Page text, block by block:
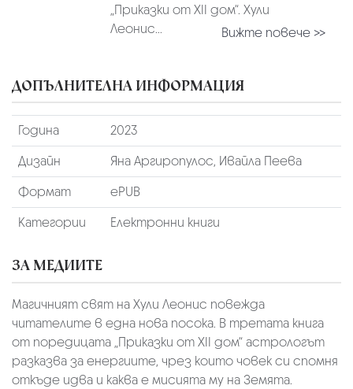
„Приказки от XII дом“. Хули
Леонис...
Вижте повече >>
ДОПЪЛНИТЕЛНА ИНФОРМАЦИЯ
Година
2023
Дизайн
Яна Аргиропулос, Ивайла Пеева
Формат
ePUB
Категории
Електронни книги
ЗА МЕДИИТЕ
Магичният свят на Хули Леонис повежда
читателите в една нова посока. В третата книга
от поредицата „Приказки от XII дом“ астрологът
разказва за енергиите, чрез които човек си спомня
откъде идва и каква е мисията му на Земята.